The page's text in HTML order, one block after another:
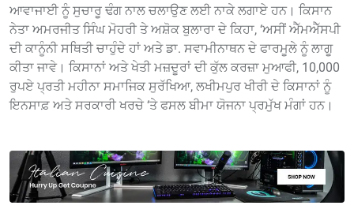
ਆਵਾਜਾਈ ਨੂੰ ਸੁਚਾਰੂ ਢੰਗ ਨਾਲ ਚਲਾਉਣ ਲਈ ਨਾਕੇ ਲਗਾਏ ਹਨ। ਕਿਸਾਨ
ਨੇਤਾ ਅਮਰਜੀਤ ਸਿੰਘ ਮੋਹਰੀ ਤੇ ਅਸ਼ੋਕ ਬੁਲਾਰਾ ਦੇ ਕਿਹਾ, ‘ਅਸੀਂ ਐੱਮਐੱਸਪੀ
ਦੀ ਕਾਨੂੰਨੀ ਸਥਿਤੀ ਚਾਹੁੰਦੇ ਹਾਂ ਅਤੇ ਡਾ. ਸਵਾਮੀਨਾਥਨ ਦੇ ਫਾਰਮੂਲੇ ਨੂੰ ਲਾਗੂ
ਕੀਤਾ ਜਾਵੇ। ਕਿਸਾਨਾਂ ਅਤੇ ਖੇਤੀ ਮਜ਼ਦੂਰਾਂ ਦੀ ਕੁੱਲ ਕਰਜ਼ਾ ਮੁਆਫੀ, 10,000
ਰੁਪਏ ਪ੍ਰਤੀ ਮਹੀਨਾ ਸਮਾਜਿਕ ਸੁਰੱਖਿਆ, ਲਖੀਮਪੁਰ ਖੀਰੀ ਦੇ ਕਿਸਾਨਾਂ ਨੂੰ
ਇਨਸਾਫ਼ ਅਤੇ ਸਰਕਾਰੀ ਖਰਚੇ ‘ਤੇ ਫਸਲ ਬੀਮਾ ਯੋਜਨਾ ਪ੍ਰਮੁੱਖ ਮੰਗਾਂ ਹਨ।